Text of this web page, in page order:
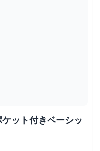
ット付きベーシッ